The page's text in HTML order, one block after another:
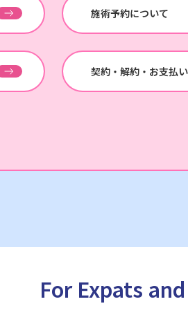
施術予約について
契約・解約・お支払
For Expats